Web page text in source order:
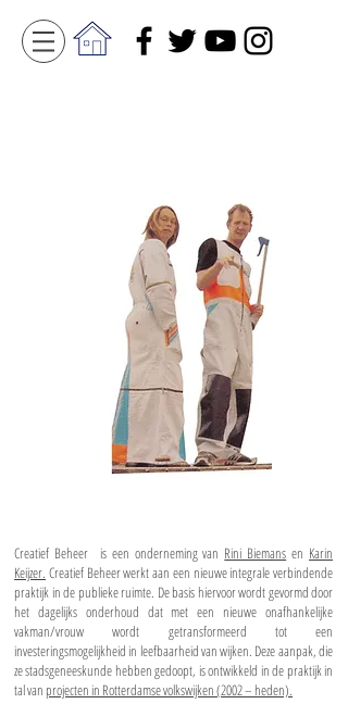
Creatief Beheer is een onderneming van Rini Biemans en Karin
Keijzer. Creatief Beheer werkt aan een nieuwe integrale verbindende
praktijk in de publieke ruimte. De basis hiervoor wordt gevormd door
het dagelijks onderhoud dat met een nieuwe onafhankelijke
vakman/vrouw wordt getransformeerd tot een
investeringsmogelijkheid in leefbaarheid van wijken. Deze aanpak, die
ze stadsgeneeskunde hebben gedoopt, is ontwikkeld in de praktijk in
tal van projecten in Rotterdamse volkswijken (2002 – heden).